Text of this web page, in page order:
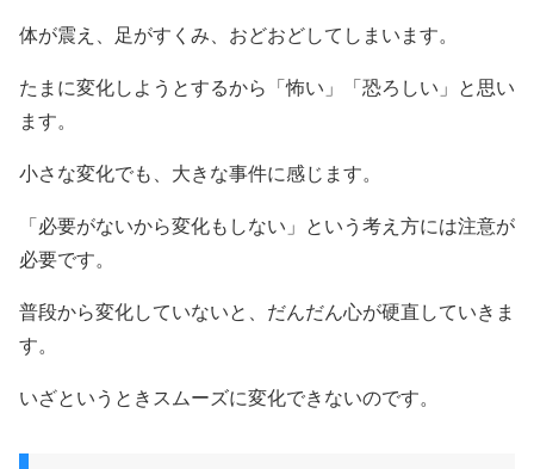
体が震え、足がすくみ、おどおどしてしまいます。
たまに変化しようとするから「怖い」「恐ろしい」と思い
ます。
小さな変化でも、大きな事件に感じます。
「必要がないから変化もしない」という考え方には注意が
必要です。
普段から変化していないと、だんだん心が硬直していきま
す。
いざというときスムーズに変化できないのです。